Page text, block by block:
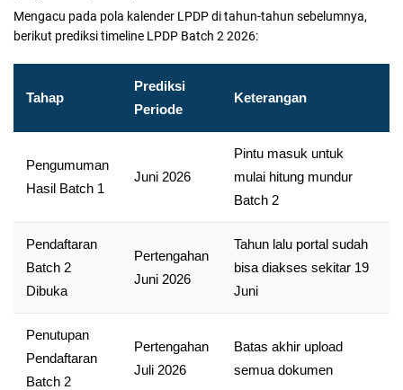
Mengacu pada pola kalender LPDP di tahun-tahun sebelumnya,
berikut prediksi timeline LPDP Batch 2 2026:
Tahap
Prediksi
Periode
Keterangan
Pengumuman
Hasil Batch 1
Juni 2026
Pintu masuk untuk
mulai hitung mundur
Batch 2
Pendaftaran
Batch 2
Dibuka
Pertengahan
Juni 2026
Tahun lalu portal sudah
bisa diakses sekitar 19
Juni
Penutupan
Pendaftaran
Batch 2
Pertengahan
Juli 2026
Batas akhir upload
semua dokumen